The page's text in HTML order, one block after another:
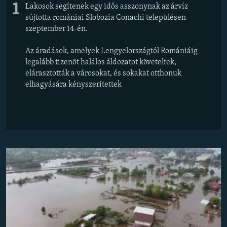
1
Lakosok segítenek egy idős asszonynak az árvíz
sújtotta romániai Slobozia Conachi településen
szeptember 14-én.
Az áradások, amelyek Lengyelországtól Romániáig
legalább tizenöt halálos áldozatot követeltek,
elárasztották a városokat, és sokakat otthonuk
elhagyására kényszerítettek